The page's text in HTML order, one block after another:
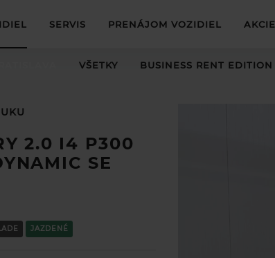
VŠETKY BUSINESS RENT EDITION
SERVIS PRENÁJOM VOZIDIEL AKCIE
2.0 I4 P300
SE
JAZDENÉ